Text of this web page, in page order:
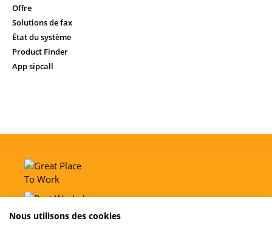
Offre
Solutions de fax
État du système
Product Finder
App sipcall
Nous utilisons des cookies